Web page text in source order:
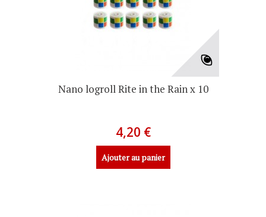
Nano logroll Rite in the Rain x 10
4,20 €
Ajouter au panier